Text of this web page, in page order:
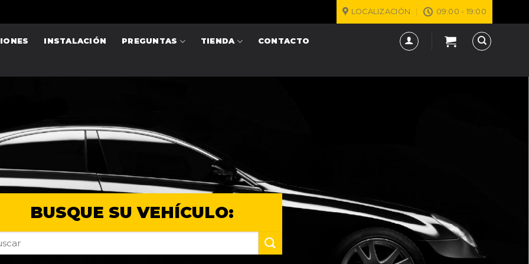
LOCALIZACIÓN 09:00 - 19:00
INSTALACIÓN PREGUNTAS TIENDA CONTACTO
BUSQUE SU VEHÍCULO: